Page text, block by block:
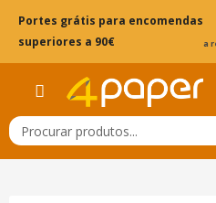
Portes grátis para encomendas
superiores a 90€
a